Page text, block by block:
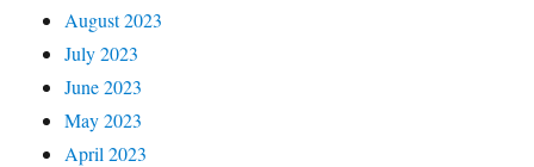
August 2023
July 2023
June 2023
May 2023
April 2023